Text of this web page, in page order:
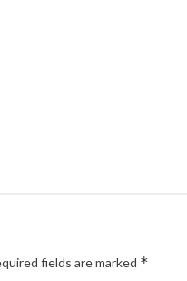
fields are marked *